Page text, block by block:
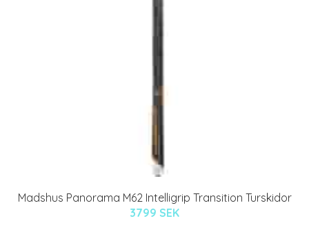
Madshus Panorama M62 Intelligrip Transition Turskidor
3799 SEK